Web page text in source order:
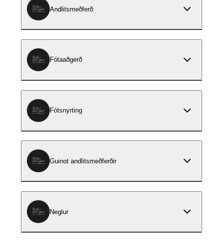
Andlitsmeðferð
Fótaaðgerð
Fótsnyrting
Guinot andlitsmeðferðir
Neglur